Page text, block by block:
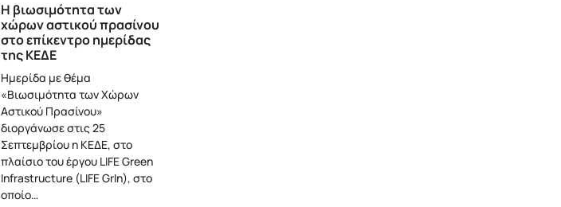
Η βιωσιμότητα των
χώρων αστικού πρασίνου
στο επίκεντρο ημερίδας
της ΚΕΔΕ
Ημερίδα με θέμα
«Βιωσιμότητα των Χώρων
Αστικού Πρασίνου»
διοργάνωσε στις 25
Σεπτεμβρίου η ΚΕΔΕ, στο
πλαίσιο του έργου LIFE Green
Infrastructure (LIFE GrIn), στο
οποίο…